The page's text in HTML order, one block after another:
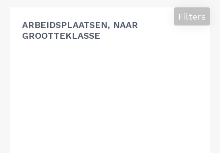
ARBEIDSPLAATSEN, NAAR
GROOTTEKLASSE
Filters